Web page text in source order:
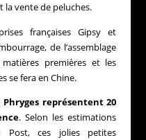
vente de peluches.
françaises Gipsy et
de l’assemblage
premières et les
se fera en Chine.
Phryges représentent 20
. Selon les estimations
Post, ces jolies petites